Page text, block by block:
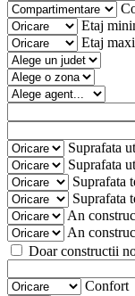
Etaj
Etaj
Suprafata
Suprafata
Suprafata
Suprafata
An
An
Doar constructii
Confort